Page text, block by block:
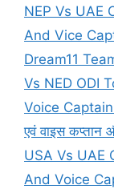
NEP Vs UAE
And Vice
Dream11
Vs NED ODI
Voice
एवं वाइस कप्तान
USA Vs UAE
And Voice